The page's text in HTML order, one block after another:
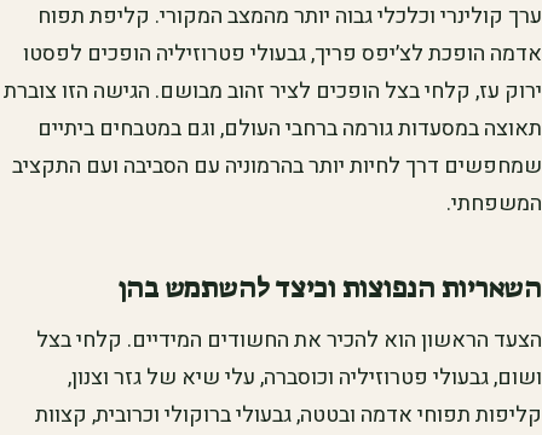
ערך קולינרי וכלכלי גבוה יותר מהמצב המקורי. קליפת תפוח
אדמה הופכת לצ׳יפס פריך, גבעולי פטרוזיליה הופכים לפסטו
ירוק עז, קלחי בצל הופכים לציר זהוב מבושם. הגישה הזו צוברת
תאוצה במסעדות גורמה ברחבי העולם, וגם במטבחים ביתיים
שמחפשים דרך לחיות יותר בהרמוניה עם הסביבה ועם התקציב
המשפחתי.
השאריות הנפוצות וכיצד להשתמש בהן
הצעד הראשון הוא להכיר את החשודים המידיים. קלחי בצל
ושום, גבעולי פטרוזיליה וכוסברה, עלי שיא של גזר וצנון,
קליפות תפוחי אדמה ובטטה, גבעולי ברוקולי וכרובית, קצוות